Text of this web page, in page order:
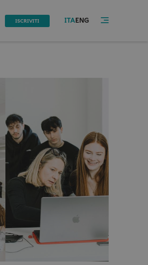
ISCRIVITI ITA ENG